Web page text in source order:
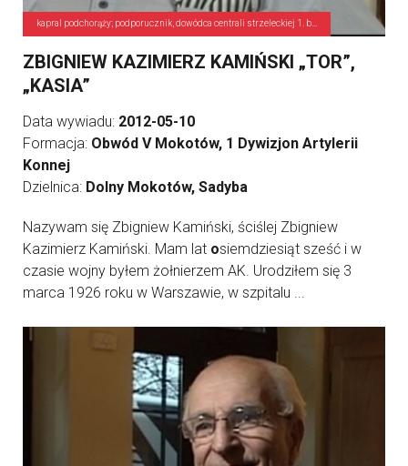
ZBIGNIEW KAZIMIERZ KAMIŃSKI „TOR”,
„KASIA”
Data wywiadu: 2012-05-10
Formacja: Obwód V Mokotów, 1 Dywizjon Artylerii
Konnej
Dzielnica: Dolny Mokotów, Sadyba
Nazywam się Zbigniew Kamiński, ściślej Zbigniew
Kazimierz Kamiński. Mam lat osiemdziesiąt sześć i w
czasie wojny byłem żołnierzem AK. Urodziłem się 3
marca 1926 roku w Warszawie, w szpitalu ...